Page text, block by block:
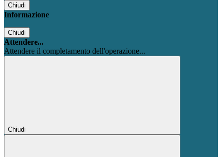
Chiudi
Informazione
Chiudi
Attendere...
Attendere il completamento dell'operazione...
Chiudi